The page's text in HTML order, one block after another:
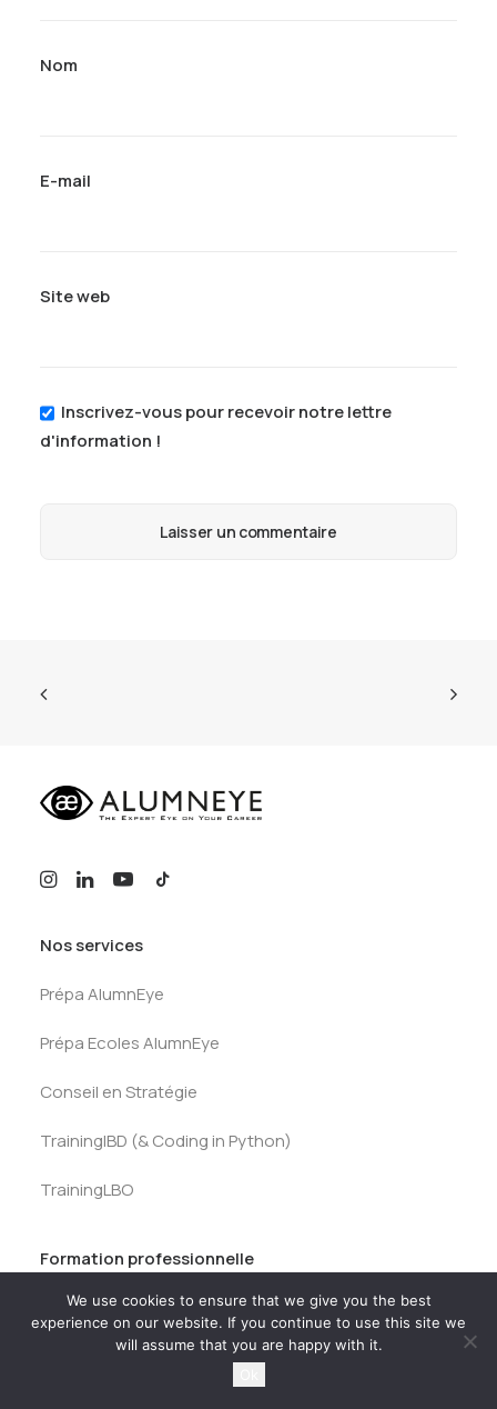
Nom
E-mail
Site web
Inscrivez-vous pour recevoir notre lettre
d'information !
Nos services
Prépa AlumnEye
Prépa Ecoles AlumnEye
Conseil en Stratégie
TrainingIBD (& Coding in Python)
TrainingLBO
Formation professionnelle
Catalogue
Service Carrières
We use cookies to ensure that we give you the best
experience on our website. If you continue to use this site we
will assume that you are happy with it.